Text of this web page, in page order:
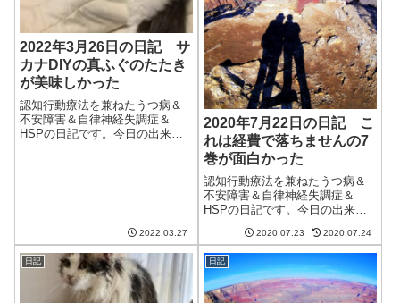
2022年3月26日の日記 サ
カナDIYの真ふぐのたたき
が美味しかった
認知行動療法を兼ねたうつ病＆
不安障害＆自律神経失調症＆
HSPの日記です。今日の出来事
2022.03.27
2020年7月22日の日記 こ
れは経費で落ちませんの7
巻が面白かった
認知行動療法を兼ねたうつ病＆
不安障害＆自律神経失調症＆
HSPの日記です。今日の出来事
あり気温は30度以上に。蒸し暑
い。。。せめて湿気化温度かど
ちらかだけでも低いと良いのだ
けど。午前中はブログの更新と
クラウドワーク...
2020.07.23 2020.07.24
日記 日記